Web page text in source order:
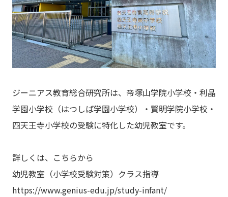
ジーニアス教育総合研究所は、帝塚山学院小学校・利晶
学園小学校（はつしば学園小学校）・賢明学院小学校・
四天王寺小学校の受験に特化した幼児教室です。
詳しくは、こちらから
幼児教室（小学校受験対策）クラス指導
https://www.genius-edu.jp/study-infant/